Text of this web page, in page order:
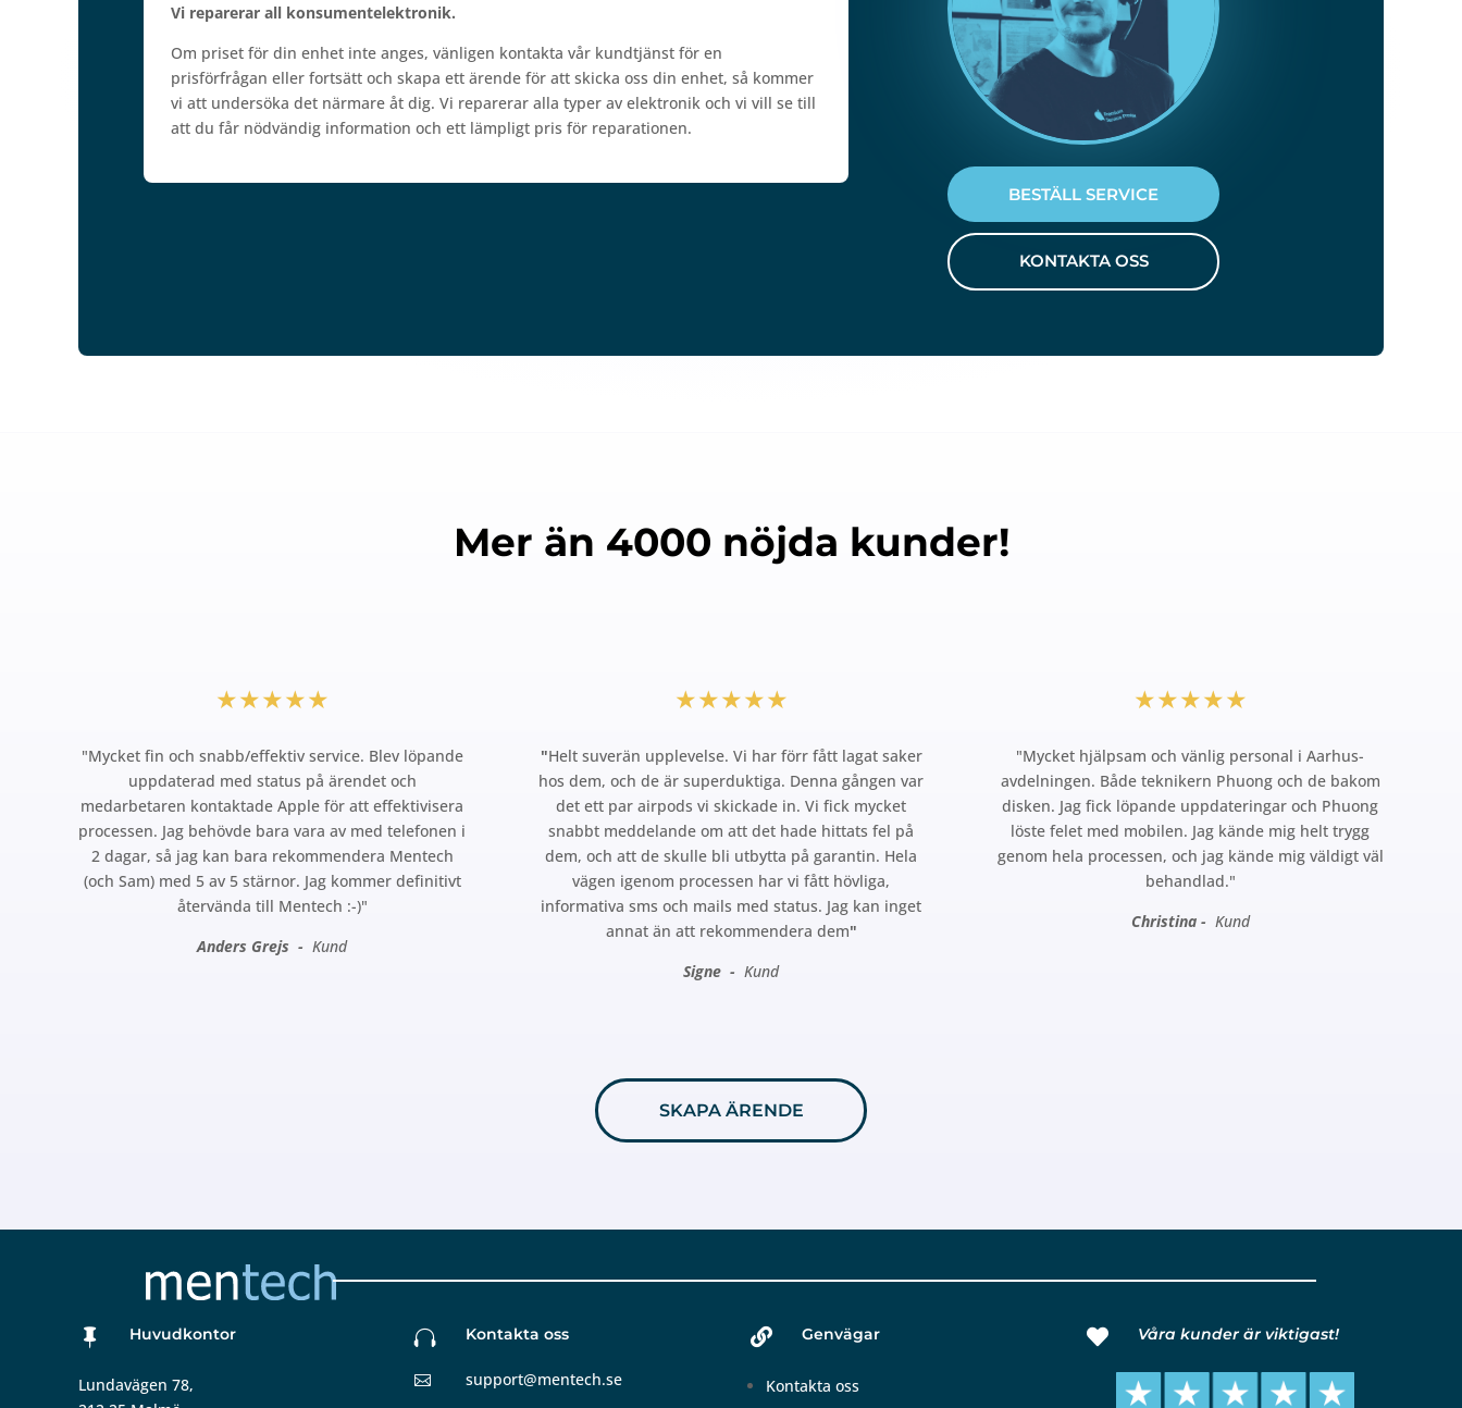
Vi reparerar all konsumentelektronik.
Om priset för din enhet inte anges, vänligen kontakta vår kundtjänst för en
prisförfrågan eller fortsätt och skapa ett ärende för att skicka oss din enhet, så kommer
vi att undersöka det närmare åt dig. Vi reparerar alla typer av elektronik och vi vill se till
att du får nödvändig information och ett lämpligt pris för reparationen.
BESTÄLL SERVICE
KONTAKTA OSS
Mer än 4000 nöjda kunder!
★★★★★
"Mycket fin och snabb/effektiv service. Blev löpande
uppdaterad med status på ärendet och
medarbetaren kontaktade Apple för att effektivisera
processen. Jag behövde bara vara av med telefonen i
2 dagar, så jag kan bara rekommendera Mentech
(och Sam) med 5 av 5 stärnor. Jag kommer definitivt
återvända till Mentech :-)"
Anders Grejs - Kund
★★★★★
"Helt suverän upplevelse. Vi har förr fått lagat saker
hos dem, och de är superduktiga. Denna gången var
det ett par airpods vi skickade in. Vi fick mycket
snabbt meddelande om att det hade hittats fel på
dem, och att de skulle bli utbytta på garantin. Hela
vägen igenom processen har vi fått hövliga,
informativa sms och mails med status. Jag kan inget
annat än att rekommendera dem"
Signe - Kund
★★★★★
"Mycket hjälpsam och vänlig personal i Aarhus-
avdelningen. Både teknikern Phuong och de bakom
disken. Jag fick löpande uppdateringar och Phuong
löste felet med mobilen. Jag kände mig helt trygg
genom hela processen, och jag kände mig väldigt väl
behandlad."
Christina - Kund
SKAPA ÄRENDE
 Huvudkontor
Lundavägen 78,
 Kontakta oss

support@mentech.se
 Genvägar
Kontakta oss
 Våra kunder är viktigast!